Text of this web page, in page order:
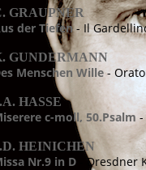
GRAUPNER
der Tiefen- Il
GUNDERMANN
Menschen Wille-
HASSE
c-moll, 50.Psalm -
HEINICHEN
Nr.9 in D - Dresdner